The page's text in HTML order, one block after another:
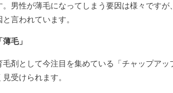
。男性が薄毛になってしまう要因は様々ですが
言われています。
毛」
剤として今注目を集めている「チャップアッ
受けられます。